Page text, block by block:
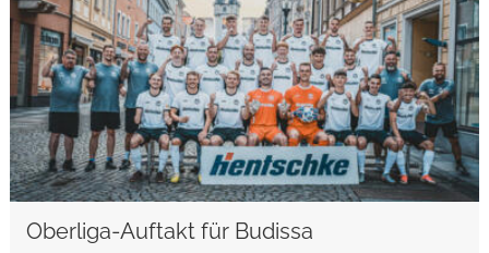
Oberliga-Auftakt für Budissa